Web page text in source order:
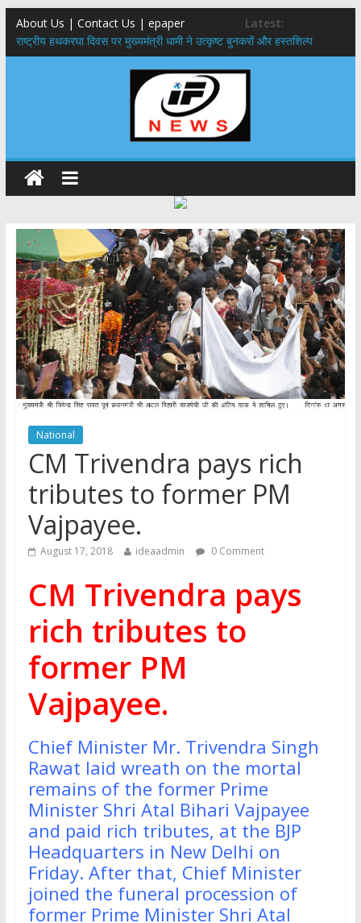
About Us | Contact Us | epaper
Latest:
राष्ट्रीय हथकरघा दिवस पर मुख्यमंत्री धामी ने उत्कृष्ट बुनकरों और हस्तशिल्प
कारीगरों को किया सम्मानित
मुख्यमंत्री ने उत्तराखण्ड क्षत्रिय कल्याण समिति की वेबसाइट एवं क्षत्रिय जागरण
मुख्यमंत्री ने हर घर तिरंगा यात्रा कार्यक्रम में किया प्रतिभाग,मुख्यमंत्री ने
प्रदेशवासियों से स्वतंत्रता दिवस पर अपने घरों में तिरंगा फहराने का किया आवाह्न
नंदा की चौकी पुल हादसा: PWD के EE, AE और JE निलंबित, सीएम धामी के निर्देश
पर सख्त कार्रवाई
मुख्यमंत्री ने 9 लाख 87 हजार17 पेंशन लाभार्थियों को कुल 146 करोड़ 32 लाख
की पेंशन राशि का किया भुगतान
National
CM Trivendra pays rich
tributes to former PM
Vajpayee.
August 17, 2018 ideaadmin 0 Comment
CM Trivendra pays
rich tributes to
former PM
Vajpayee.
Chief Minister Mr. Trivendra Singh
Rawat laid wreath on the mortal
remains of the former Prime
Minister Shri Atal Bihari Vajpayee
and paid rich tributes, at the BJP
Headquarters in New Delhi on
Friday. After that, Chief Minister
joined the funeral procession of
former Prime Minister Shri Atal